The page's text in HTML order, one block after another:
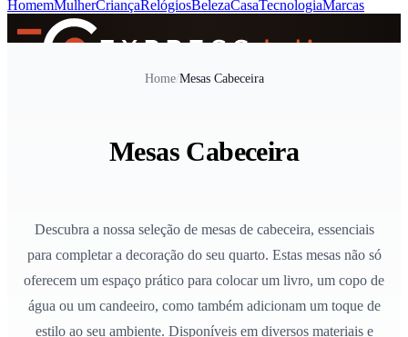
HomemMulherCriançaRelógiosBelezaCasaTecnologiaMarcas
Home/Mesas Cabeceira
Mesas Cabeceira
Descubra a nossa seleção de mesas de cabeceira, essenciais
para completar a decoração do seu quarto. Estas mesas não só
oferecem um espaço prático para colocar um livro, um copo de
água ou um candeeiro, como também adicionam um toque de
estilo ao seu ambiente. Disponíveis em diversos materiais e